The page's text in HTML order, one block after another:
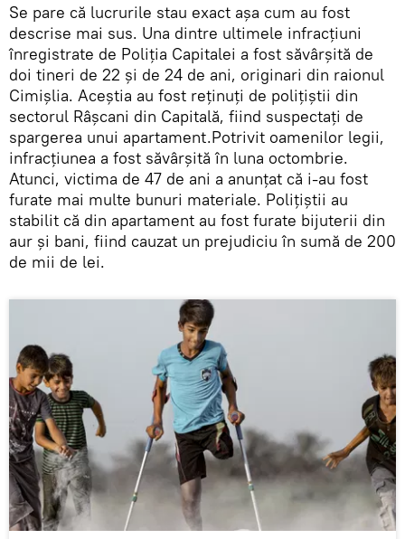
Se pare că lucrurile stau exact așa cum au fost
descrise mai sus. Una dintre ultimele infracțiuni
înregistrate de Poliția Capitalei a fost săvârșită de
doi tineri de 22 și de 24 de ani, originari din raionul
Cimişlia. Aceștia au fost reținuți de polițiștii din
sectorul Râșcani din Capitală, fiind suspectaţi de
spargerea unui apartament.Potrivit oamenilor legii,
infracțiunea a fost săvârșită în luna octombrie.
Atunci, victima de 47 de ani a anunțat că i-au fost
furate mai multe bunuri materiale. Polițiștii au
stabilit că din apartament au fost furate bijuterii din
aur şi bani, fiind cauzat un prejudiciu în sumă de 200
de mii de lei.